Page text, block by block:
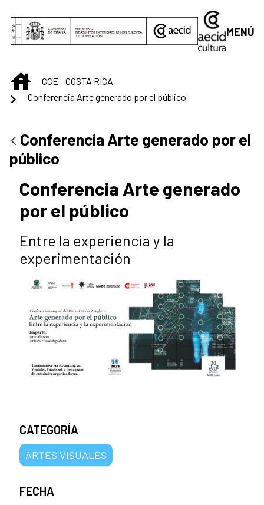
MENÚ
INICIO
CCE - COSTA RICA
Conferencia Arte generado por el público
Conferencia Arte generado por el
público
Conferencia Arte generado
por el público
Entre la experiencia y la
experimentación
CATEGORÍA
ARTES VISUALES
FECHA